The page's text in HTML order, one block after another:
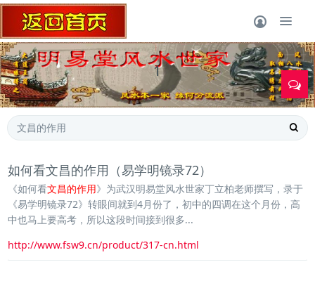
1
如何看文昌的作用（易学明镜录72）
《如何看文昌的作用》为武汉明易堂风水世家丁立柏老师撰写，录于
《易学明镜录72》转眼间就到4月份了，初中的四调在这个月份，高
中也马上要高考，所以这段时间接到很多...
http://www.fsw9.cn/product/317-cn.html